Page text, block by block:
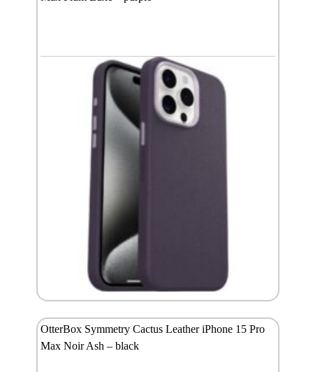
OtterBox Symmetry Cactus Leather iPhone 15 Pro
Max Noir Ash – black